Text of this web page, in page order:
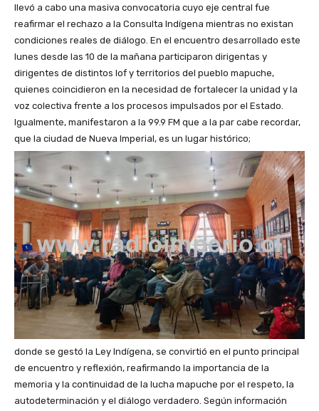
llevó a cabo una masiva convocatoria cuyo eje central fue
reafirmar el rechazo a la Consulta Indígena mientras no existan
condiciones reales de diálogo. En el encuentro desarrollado este
lunes desde las 10 de la mañana participaron dirigentas y
dirigentes de distintos lof y territorios del pueblo mapuche,
quienes coincidieron en la necesidad de fortalecer la unidad y la
voz colectiva frente a los procesos impulsados por el Estado.
Igualmente, manifestaron a la 99.9 FM que a la par cabe recordar,
que la ciudad de Nueva Imperial, es un lugar histórico;
donde se gestó la Ley Indígena, se convirtió en el punto principal
de encuentro y reflexión, reafirmando la importancia de la
memoria y la continuidad de la lucha mapuche por el respeto, la
autodeterminación y el diálogo verdadero. Según información